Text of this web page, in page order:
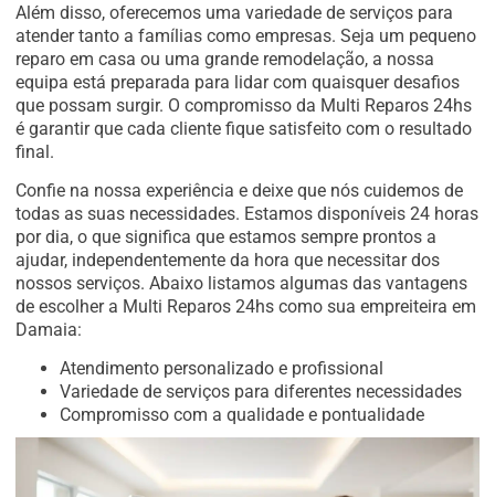
Além disso, oferecemos uma variedade de serviços para
atender tanto a famílias como empresas. Seja um pequeno
reparo em casa ou uma grande remodelação, a nossa
equipa está preparada para lidar com quaisquer desafios
que possam surgir. O compromisso da Multi Reparos 24hs
é garantir que cada cliente fique satisfeito com o resultado
final.
Confie na nossa experiência e deixe que nós cuidemos de
todas as suas necessidades. Estamos disponíveis 24 horas
por dia, o que significa que estamos sempre prontos a
ajudar, independentemente da hora que necessitar dos
nossos serviços. Abaixo listamos algumas das vantagens
de escolher a Multi Reparos 24hs como sua empreiteira em
Damaia:
Atendimento personalizado e profissional
Variedade de serviços para diferentes necessidades
Compromisso com a qualidade e pontualidade